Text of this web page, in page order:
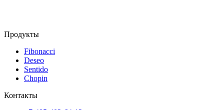
Продукты
Fibonacci
Deseo
Sentido
Chopin
Контакты